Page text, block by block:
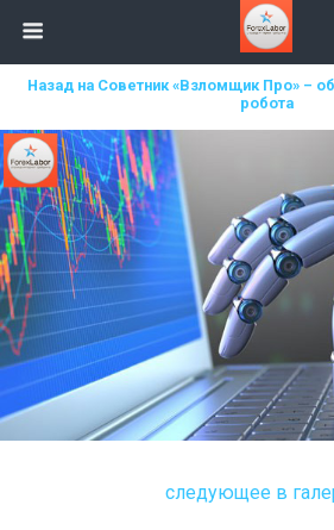
Назад на Советник «Взломщик Про» –
робота
следующее в